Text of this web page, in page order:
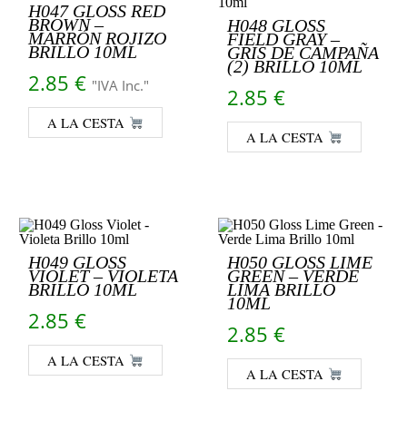
H047 GLOSS RED
BROWN –
MARRÓN ROJIZO
BRILLO 10ML
2.85 € "IVA Inc."
A LA CESTA
H048 GLOSS
FIELD GRAY –
GRIS DE CAMPAÑA
(2) BRILLO 10ML
2.85 €
A LA CESTA
H049 GLOSS
VIOLET – VIOLETA
BRILLO 10ML
2.85 €
A LA CESTA
H050 GLOSS LIME
GREEN – VERDE
LIMA BRILLO
10ML
2.85 €
A LA CESTA